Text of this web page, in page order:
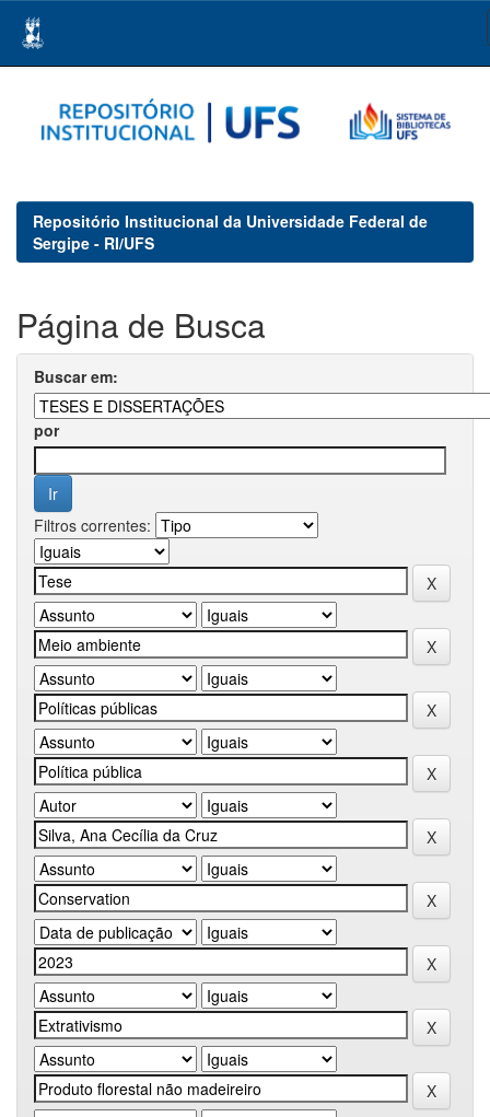
navigation
Repositório Institucional da Universidade Federal de
Sergipe - RI/UFS
Página de Busca
Buscar em:
por
Filtros correntes: